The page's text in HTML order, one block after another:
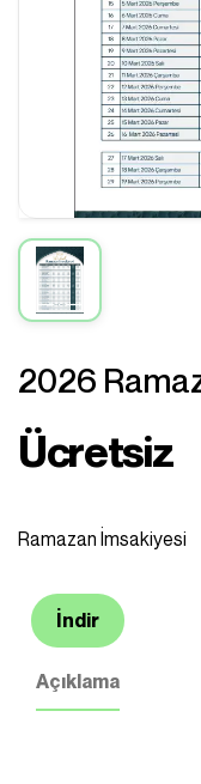
2026
Ücretsiz
Ramazan İmsakiyesi
İndir
Açıklama